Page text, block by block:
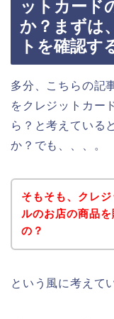
ットカード
か？まずは
トを確認す
多分、こちらの記
をクレジットカー
ら？と考えている
か？でも、、、。
そもそも、クレ
ルのお店の商品
の？
という風に考えて